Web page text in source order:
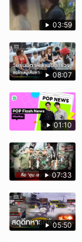
03:59
08:07
01:10
07:33
05:50